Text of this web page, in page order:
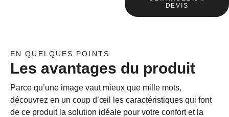
DEVIS
EN QUELQUES POINTS
Les avantages du produit
Parce qu’une image vaut mieux que mille mots,
découvrez en un coup d’œil les caractéristiques qui font
de ce produit la solution idéale pour votre confort et la